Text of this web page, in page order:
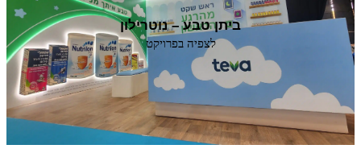
ביתן טבע – נוטרילון
לצפיה בפרויקט